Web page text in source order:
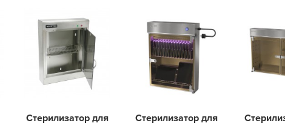
Стерилизатор для
Стерилизатор для